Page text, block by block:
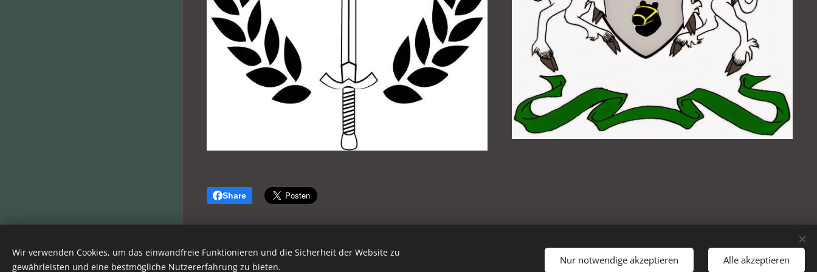
Share
Unterstützt vonWebnode
Wir verwenden Cookies, um das einwandfreie Funktionieren und die Sicherheit der Website zu
gewährleisten und eine bestmögliche Nutzererfahrung zu bieten.
Nur notwendige akzeptieren Alle akzeptieren